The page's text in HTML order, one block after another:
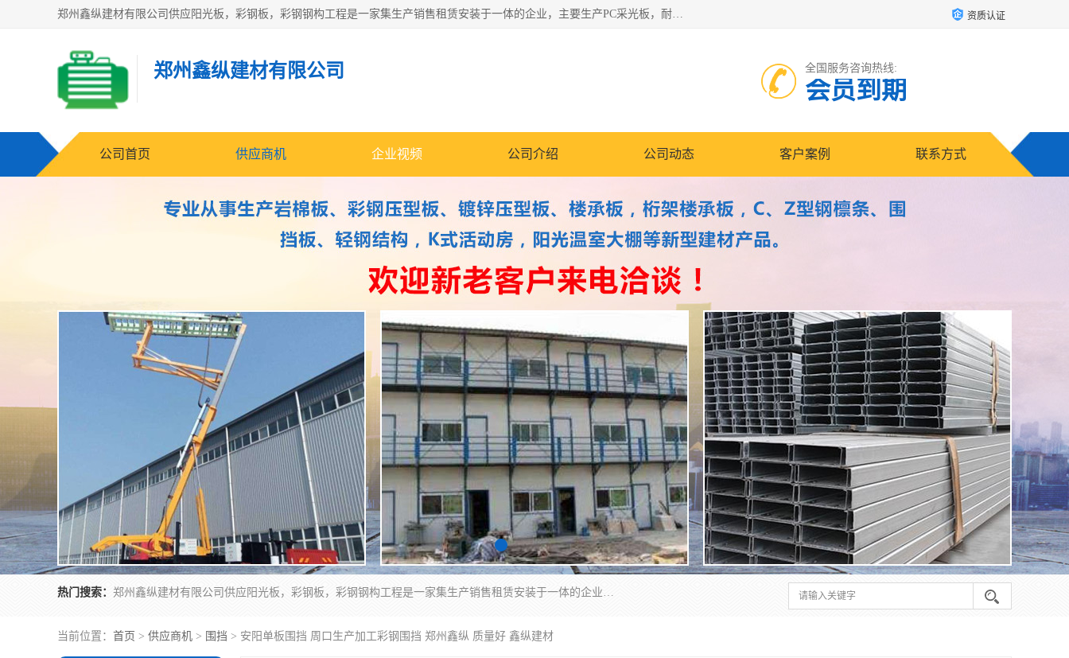
郑州鑫纵建材有限公司供应阳光板，彩钢板，彩钢钢构工程是一家集生产销售租赁安装于一体的企业，主要生产PC采光板，耐力板，仿古琉璃采光板，岩棉板、彩钢压型板、镀锌压型板、桁架楼承板，C、Z型钢檩条、围挡板、轻钢结构，阳光温室大棚等新型建材产品。公司旗下有多台移动式高空压瓦机租赁，承接全国各地业务，专业对外租赁各种型号压瓦机。 资质认证
郑州鑫纵建材有限公司 全国服务咨询热线:
会员到期
公司首页 供应商机 企业视频 公司介绍 公司动态 客户案例 联系方式
热门搜索： 郑州鑫纵建材有限公司供应阳光板，彩钢板，彩钢钢构工程是一家集生产销售租赁安装于一体的企业，主要生产PC采光板，耐力板，仿古琉璃采光板，岩棉板、彩钢压型板、镀锌压型板、桁架楼承板，C、Z型钢檩条、围挡板、轻钢结构，阳光温室大棚等新型建材产品。公司旗下有多台移动式高空压瓦机租赁，承接全国各地业务，专业对外租赁各种型号压瓦机。
当前位置： 首页 > 供应商机 > 围挡 > 安阳单板围挡 周口生产加工彩钢围挡 郑州鑫纵 质量好 鑫纵建材